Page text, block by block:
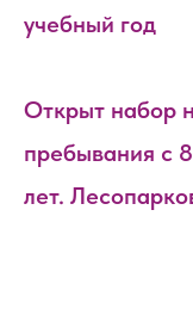
учебный год
Открыт набор
пребывания с
лет.